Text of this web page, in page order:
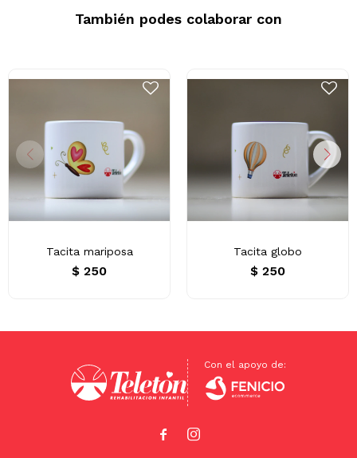
También podes colaborar con
Tacita mariposa
$ 250
Tacita globo
$ 250
 